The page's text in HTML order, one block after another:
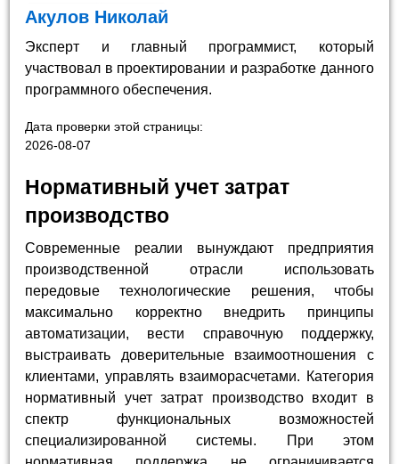
Акулов Николай
Эксперт и главный программист, который
участвовал в проектировании и разработке данного
программного обеспечения.
Дата проверки этой страницы:
2026-08-07
Нормативный учет затрат
производство
Современные реалии вынуждают предприятия
производственной отрасли использовать
передовые технологические решения, чтобы
максимально корректно внедрить принципы
автоматизации, вести справочную поддержку,
выстраивать доверительные взаимоотношения с
клиентами, управлять взаиморасчетами. Категория
нормативный учет затрат производство входит в
спектр функциональных возможностей
специализированной системы. При этом